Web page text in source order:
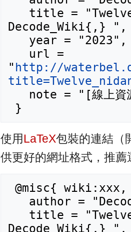
Decode_Wiki{,} ",
" http://
使用LaTeX包裝的連結（
供更好的網址格式，推
Decode_Wiki{,} ",